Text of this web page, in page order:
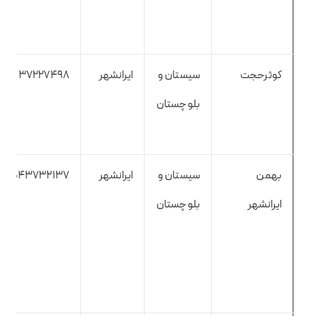
کوثرحجت
سیستان و
بلوچستان
ایرانشهر 37227498
بهمن
ایرانشهر
سیستان و
بلوچستان
ایرانشهر 543732137